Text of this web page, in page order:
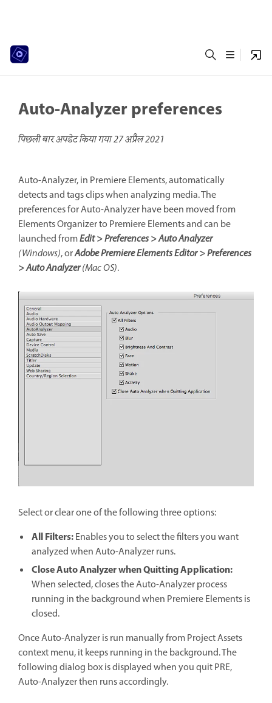
Auto-Analyzer preferences
पिछली बार अपडेट किया गया27 अप्रैल 2021
Auto-Analyzer, in Premiere Elements, automatically
detects and tags clips when analyzing media. The
preferences for Auto-Analyzer have been moved from
Elements Organizer to Premiere Elements and can be
launched fromEdit > Preferences > Auto Analyzer
(Windows), orAdobe Premiere Elements Editor > Preferences
> Auto Analyzer(Mac OS).
Select or clear one of the following three options:
All Filters:Enables you to select the filters you want
analyzed when Auto-Analyzer runs.
Close Auto Analyzer when Quitting Application:
When selected, closes the Auto-Analyzer process
running in the background when Premiere Elements is
closed.
Once Auto-Analyzer is run manually from Project Assets
context menu, it keeps running in the background. The
following dialog box is displayed when you quit PRE,
Auto-Analyzer then runs accordingly.